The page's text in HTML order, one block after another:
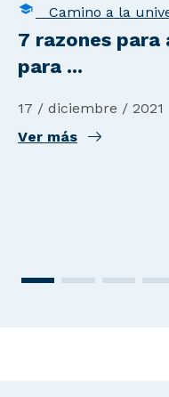
Camino a la
7 razones para
para ...
17 / diciembre / 2021
Ver más